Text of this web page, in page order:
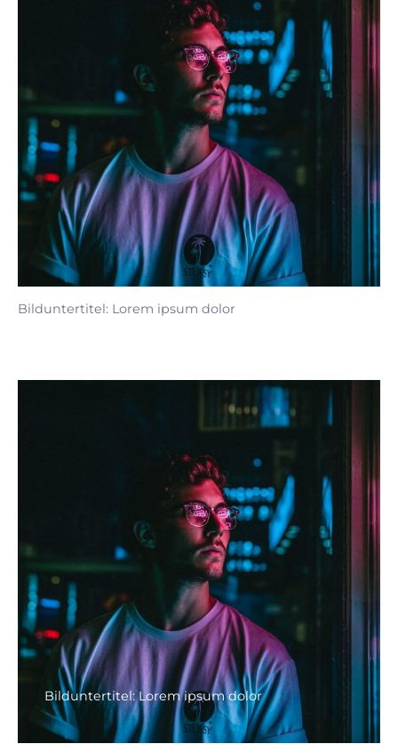
Bilduntertitel: Lorem ipsum dolor
Bilduntertitel: Lorem ipsum dolor